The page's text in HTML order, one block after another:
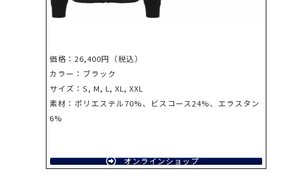
価格：26,400円（税込）
カラー：ブラック
サイズ：S, M, L, XL, XXL
素材：ポリエステル70%、ビスコース24%、エラスタン
6%
オンラインショップ